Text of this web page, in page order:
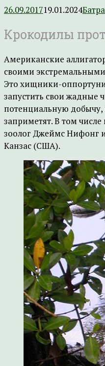
26.09.201719.01.2024
Крокодилы
Американские
своими
Это хищники-
запустить свои жадные
потенциальную добычу,
заприметят. В том числе
зоолог Джеймс Нифонг
Канзас (США).